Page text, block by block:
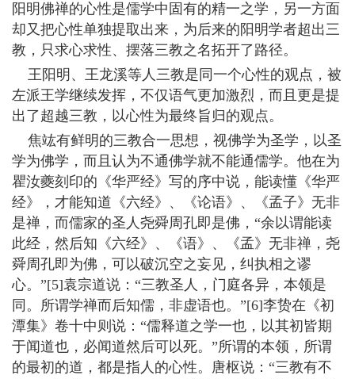
阳明佛禅的心性是儒学中固有的精一之学，另一方面
却又把心性单独提取出来，为后来的阳明学者超出三
教，只求心求性、摆落三教之名拓开了路径。
王阳明、王龙溪等人三教是同一个心性的观点，被
左派王学继续发挥，不仅语气更加激烈，而且更是提
出了超越三教，以心性为最终旨归的观点。
焦竑有鲜明的三教合一思想，视佛学为圣学，以圣
学为佛学，而且认为不通佛学就不能通儒学。他在为
瞿汝夔刻印的《华严经》写的序中说，能读懂《华严
经》，才能知道《六经》、《论语》、《孟子》无非
是禅，而儒家的圣人尧舜周孔即是佛，“余以谓能读
此经，然后知《六经》、《语》、《孟》无非禅，尧
舜周孔即为佛，可以破沉空之妄见，纠执相之谬
心。”[5]袁宗道说：“三教圣人，门庭各异，本领是
同。所谓学禅而后知儒，非虚语也。”[6]李贽在《初
潭集》卷十中则说：“儒释道之学一也，以其初皆期
于闻道也，必闻道然后可以死。”所谓的本领，所谓
的最初的道，都是指人的心性。唐枢说：“三教有不